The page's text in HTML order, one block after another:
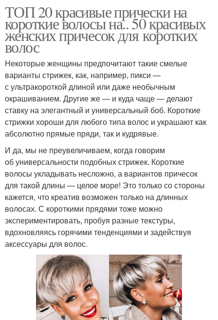
ТОП 20 красивые прически на
короткие волосы на.. 50 красивых
женских причесок для коротких
волос
Некоторые женщины предпочитают такие смелые
варианты стрижек, как, например, пикси —
с ультракороткой длиной или даже необычным
окрашиванием. Другие же — и куда чаще — делают
ставку на элегантный и универсальный боб. Короткие
стрижки хороши для любого типа волос и украшают как
абсолютно прямые пряди, так и кудрявые.
И да, мы не преувеличиваем, когда говорим
об универсальности подобных стрижек. Короткие
волосы укладывать несложно, а вариантов причесок
для такой длины — целое море! Это только со стороны
кажется, что креатив возможен только на длинных
волосах. С короткими прядями тоже можно
экспериментировать, пробуя разные текстуры,
вдохновляясь горячими тенденциями и задействуя
аксессуары для волос.